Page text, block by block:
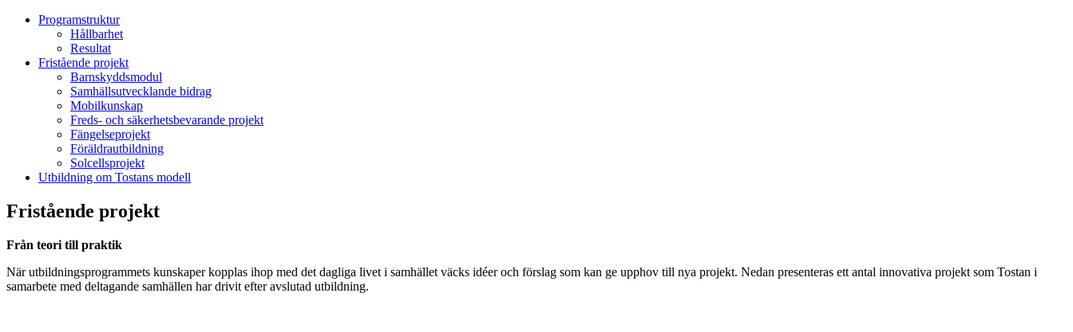
Programstruktur
Hållbarhet
Resultat
Fristående projekt
Barnskyddsmodul
Samhällsutvecklande bidrag
Mobilkunskap
Freds- och säkerhetsbevarande projekt
Fängelseprojekt
Föräldrautbildning
Solcellsprojekt
Utbildning om Tostans modell
Fristående projekt
Från teori till praktik
När utbildningsprogrammets kunskaper kopplas ihop med det dagliga livet i samhället väcks idéer och förslag som kan ge upphov till nya projekt. Nedan presenteras ett antal innovativa projekt som Tostan i
samarbete med deltagande samhällen har drivit efter avslutad utbildning.